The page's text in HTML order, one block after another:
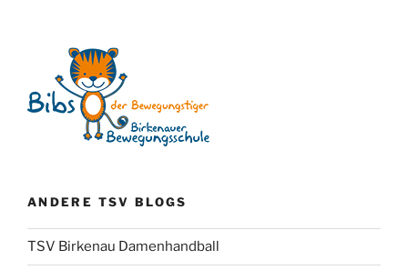
ANDERE TSV BLOGS
TSV Birkenau Damenhandball